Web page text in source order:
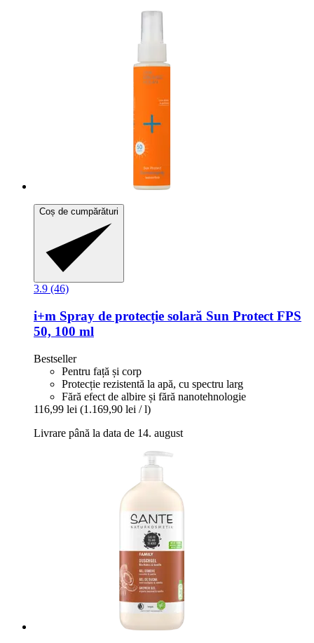
Coș de cumpărături
3.9 (46)
i+m Spray de protecție solară Sun Protect FPS
50, 100 ml
Bestseller
Pentru față și corp
Protecție rezistentă la apă, cu spectru larg
Fără efect de albire și fără nanotehnologie
116,99 lei (1.169,90 lei / l)
Livrare până la data de 14. august